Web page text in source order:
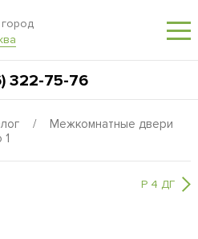
322-75-76
/
Межкомнатные двери
1
P 4 ДГ